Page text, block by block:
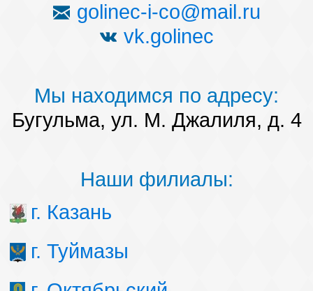
golinec-i-co@mail.ru
vk.golinec
Мы находимся по адресу:
Бугульма, ул. М. Джалиля, д. 4
Наши филиалы:
г. Казань
г. Туймазы